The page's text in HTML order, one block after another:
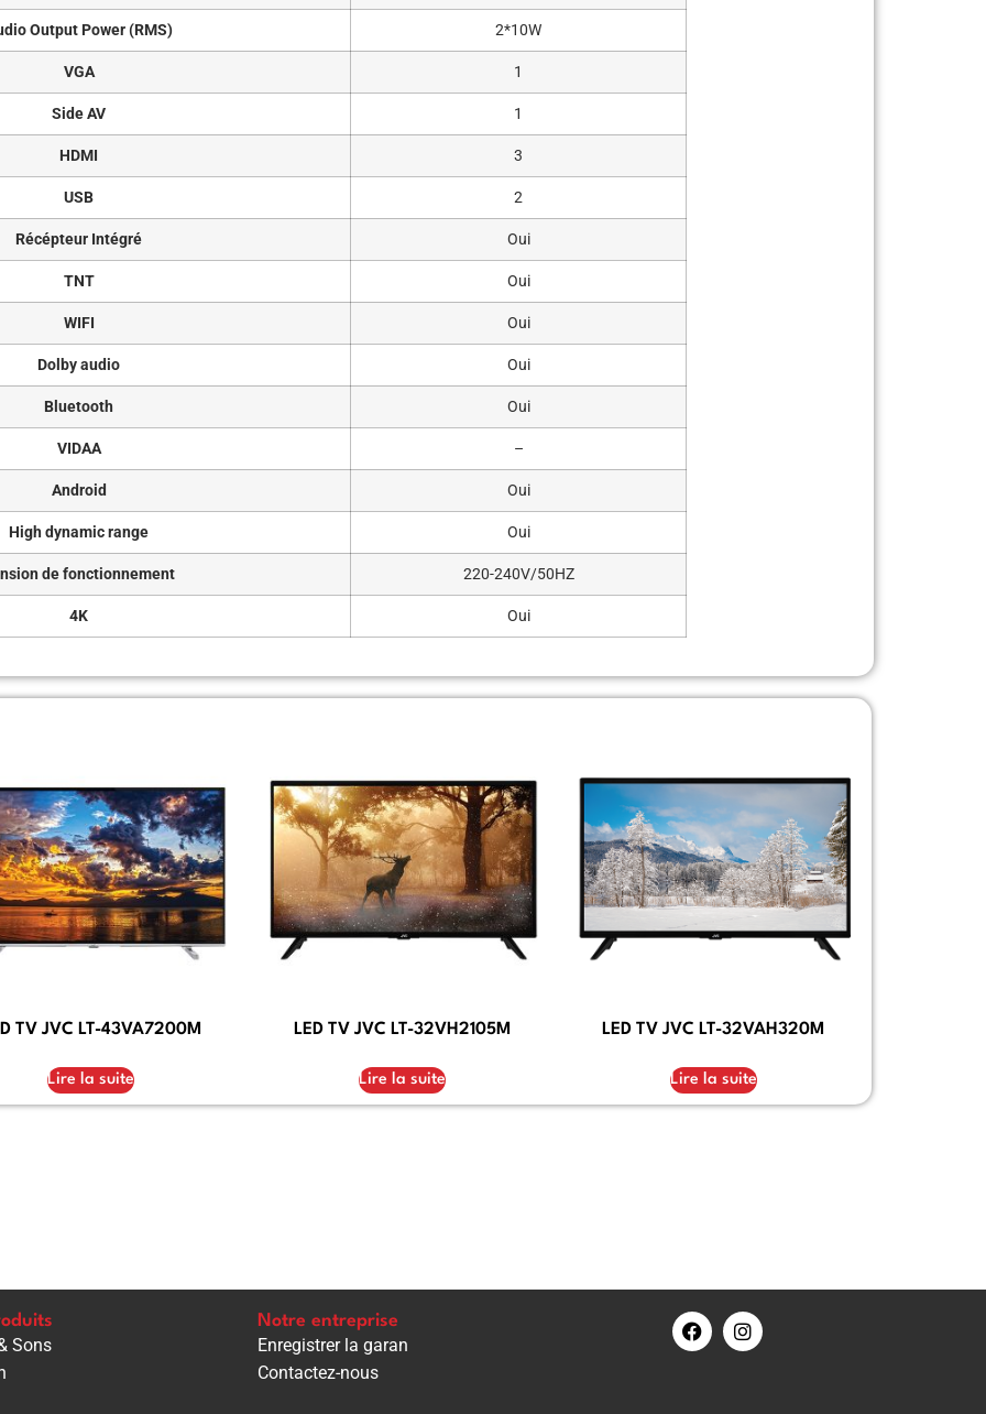
Output Power (RMS) 2*10W
VGA 1
Side AV 1
HDMI 3
USB 2
Récépteur Intégré Oui
TNT Oui
WIFI Oui
Dolby audio Oui
Bluetooth Oui
VIDAA –
Android Oui
High dynamic range Oui
de fonctionnement 220-240V/50HZ
4K Oui
TV JVC LT-43VA7200M
Lire la suite
LED TV JVC LT-32VH2105M
Lire la suite
LED TV JVC LT-32VAH320M
Lire la suite
Sons
Notre entreprise
Enregistrer la garan
Contactez-nous